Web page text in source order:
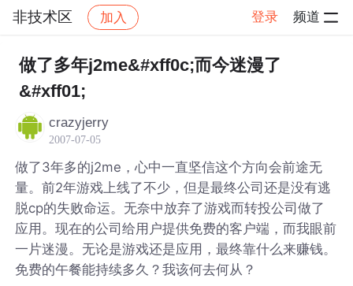
非技术区 加入 登录 频道
社区 非技术区 帖子详情
做了多年j2me&#xff0c;而今迷漫了
&#xff01;
crazyjerry
2007-07-05
做了3年多的j2me，心中一直坚信这个方向会前途无
量。前2年游戏上线了不少，但是最终公司还是没有逃
脱cp的失败命运。无奈中放弃了游戏而转投公司做了
应用。现在的公司给用户提供免费的客户端，而我眼前
一片迷漫。无论是游戏还是应用，最终靠什么来赚钱。
免费的午餐能持续多久？我该何去何从？